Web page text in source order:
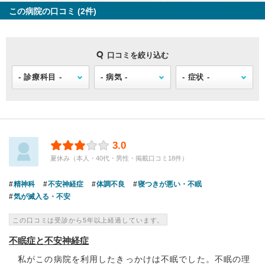
この病院の口コミ (2件)
口コミを絞り込む
3.0
夏休み（本人・40代・男性・掲載口コミ18件）
精神科 不安神経症 体調不良
寝つきが悪い・不眠
気が滅入る・不安
この口コミは受診から5年以上経過しています。
不眠症と不安神経症
私がこの病院を利用したきっかけは不眠でした。不眠の理